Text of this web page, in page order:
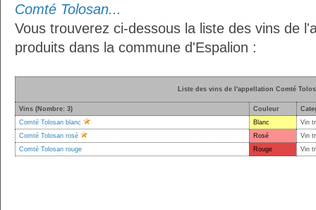
Comté Tolosan...
Vous trouverez ci-dessous la liste des vins de
produits dans la commune d'Espalion :
Liste des vins de l'appellation Comté
Vins (Nombre: 3) Couleur
Comté Tolosan blanc
Blanc
Vin
Comté Tolosan rosé
Rosé
Vin
Comté Tolosan rouge
Rouge Vin